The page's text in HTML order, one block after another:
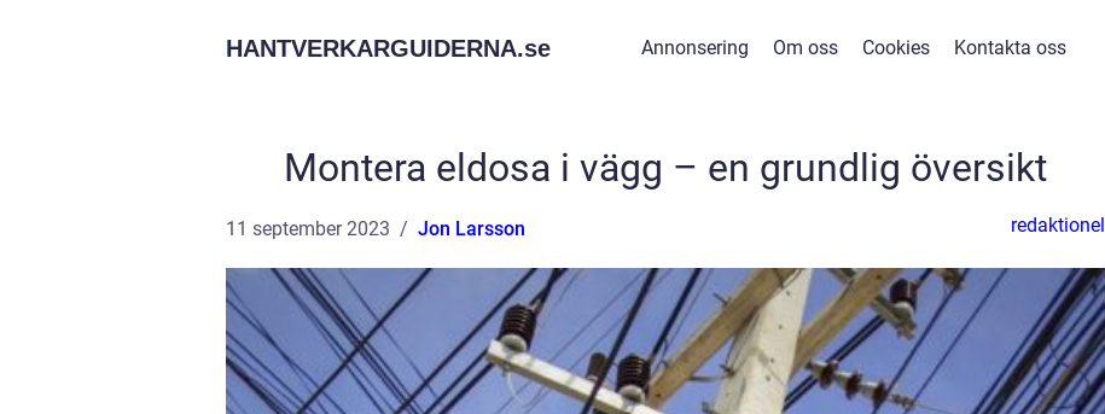
HANTVERKARGUIDERNA.se Annonsering Om oss Cookies Kontakta oss
Montera eldosa i vägg – en grundlig översikt
11 september 2023 Jon Larsson redaktionel